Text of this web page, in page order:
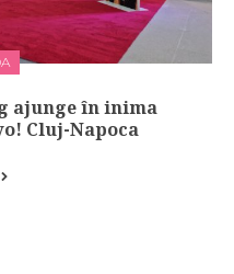
ajunge în inima
Cluj-Napoca